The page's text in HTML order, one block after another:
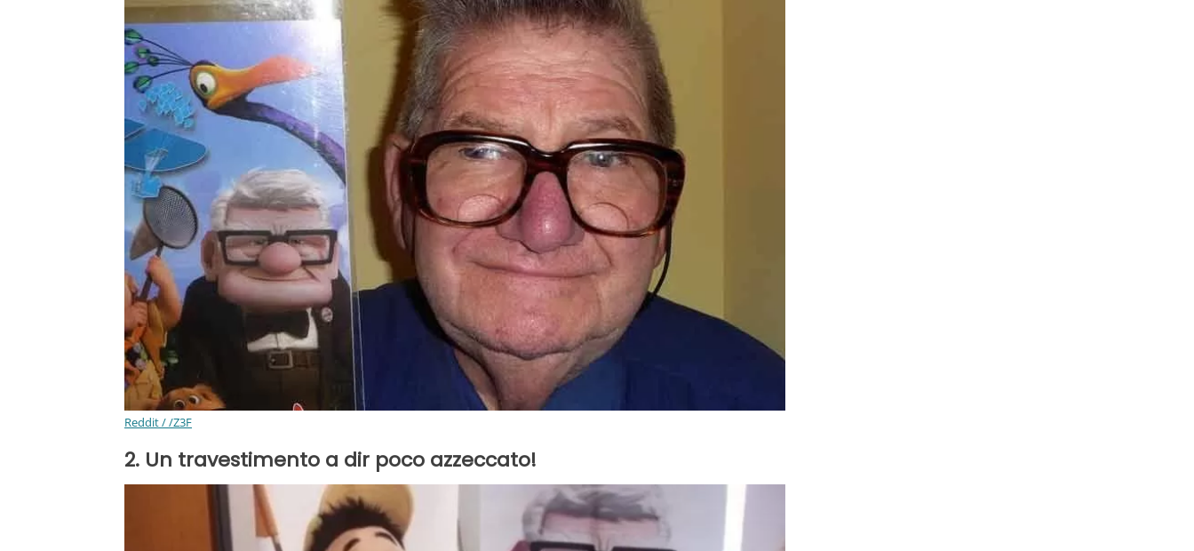
Reddit / /Z3F
2. Un travestimento a dir poco azzeccato!